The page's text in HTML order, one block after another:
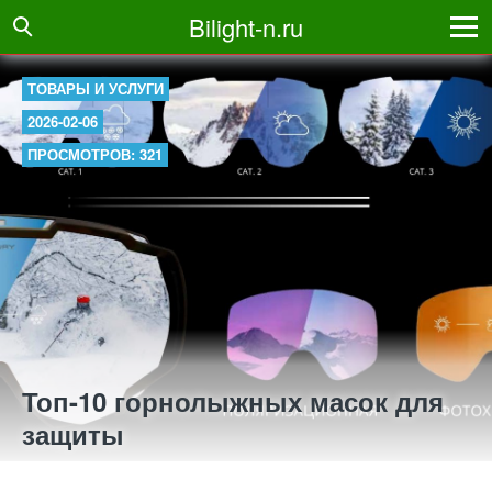
Bilight-n.ru
ТОВАРЫ И УСЛУГИ
2026-02-06
ПРОСМОТРОВ: 321
Топ-10 горнолыжных масок для
защиты